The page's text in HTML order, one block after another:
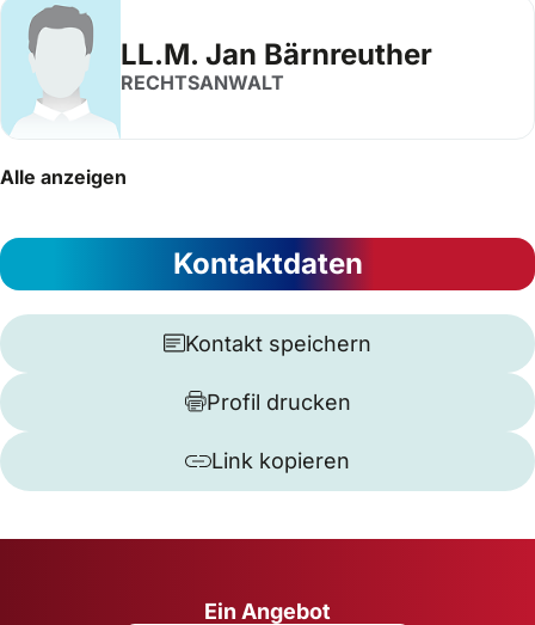
LL.M. Jan Bärnreuther
RECHTSANWALT
Alle anzeigen
Kontaktdaten
Kontakt speichern
Profil drucken
Link kopieren
Ein Angebot